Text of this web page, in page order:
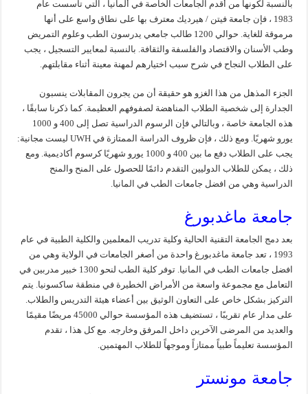
بالنسبة لكونها من أقدم الجامعات الخاصة في ألمانيا ، التي تأسست عام
1983 ، فإن جامعة فيتن / هيرديك معترف بها على نطاق واسع على أنها
مرموقة للغاية. حوالي 1200 طالب جامعي يدرسون الطب وعلوم التمريض
وطب الأسنان والاقتصاد والفلسفة والثقافة. بالنسبة لمعايير التسجيل ، يجب
على الطلاب النجاح في شرح سبب اختيارهم لمهنة معينة أثناء مقابلتهم.
الجزء المذهل من هذا الغزو هو حقيقة أن من يجرون المقابلات ينسبون
الجدارة إلى شخصية الطلاب المناهضة لصفوفهم العظيمة. كما ذكرنا سابقًا ،
هذه الجامعة خاصة ، وبالتالي فإن الرسوم الدراسية تصل إلى 400 و 1000
يورو شهريًا. ومع ذلك ، فإن ظروف الدراسة الممتازة في UWH ليست مجانية:
يجب على الطلاب دفع ما بين 400 و 1000 يورو شهريًا كرسوم أكاديمية. ومع
ذلك ، يمكن للطلاب الدوليين التقدم دائمًا للحصول على المنح والمنح
الدراسية وهي من افضل جامعات الطب في المانيا.
جامعة ماغدبورغ
بعد دمج الجامعة التقنية الحالية وكلية تدريب المعلمين والكلية الطبية في عام
1993 ، تعد جامعة ماغدبورغ واحدة من أصغر الجامعات في الولاية وهي من
افضل جامعات الطب في المانيا. توفر كلية الطب لنحو 1300 خبير مدربين في
التعامل مع مجموعة واسعة من الأمراض الخطيرة في منطقة ساكسونيا. يتم
التركيز بشكل خاص على التعاون الوثيق بين أعضاء هيئة التدريس والطلاب.
على مدار عام تقريبًا ، تستضيف هذه المؤسسة حوالي 45000 مريضًا مقيمًا
والعديد من المرضى الآخرين داخل المرفق وخارجه. مع كل هذا ، تقدم
المؤسسة تعليماً طبياً ممتازاً وموجهاً للطلاب المهتمين.
جامعة مونستر